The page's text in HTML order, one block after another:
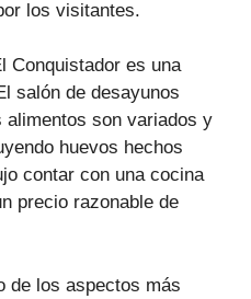
los visitantes.
Conquistador es una
salón de desayunos
alimentos son variados y
huevos hechos
contar con una cocina
precio razonable de
de los aspectos más